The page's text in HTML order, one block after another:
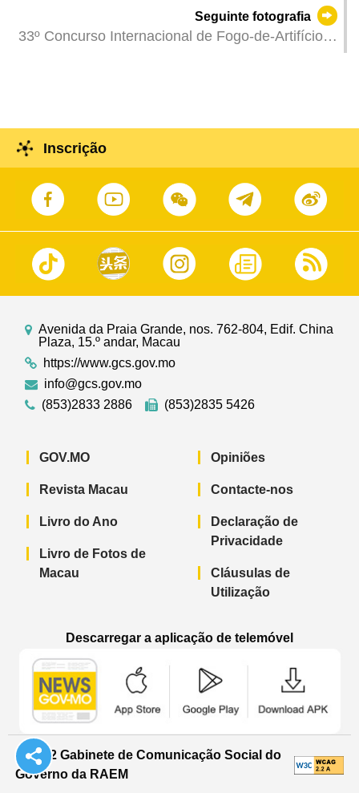
Venceslau de Morais, organizada pelo Instituto
para os Assuntos Municipais.
Seguinte fotografia
33º Concurso Internacional de Fogo-de-Artifício
Inscrição
Avenida da Praia Grande, nos. 762-804, Edif. China
Plaza, 15.º andar, Macau
https://www.gcs.gov.mo
info@gcs.gov.mo
(853)2833 2886
(853)2835 5426
GOV.MO
Revista Macau
Livro do Ano
Livro de Fotos de
Macau
Opiniões
Contacte-nos
Declaração de
Privacidade
Cláusulas de
Utilização
Descarregar a aplicação de telemóvel
© 2022 Gabinete de Comunicação Social do
Governo da RAEM